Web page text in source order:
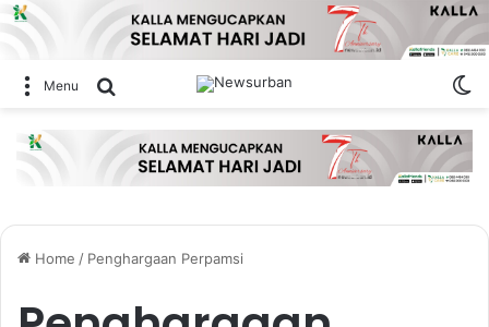
Menu Search for
Home / Penghargaan Perpamsi